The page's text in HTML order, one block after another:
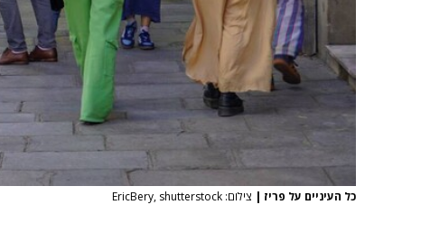
כל העיניים על פריז | צילום: EricBery, shutterstock